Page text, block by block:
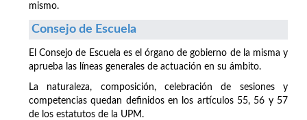
mismo.
Consejo de Escuela
El Consejo de Escuela es el órgano de gobierno de la misma y
aprueba las líneas generales de actuación en su ámbito.
La naturaleza, composición, celebración de sesiones y
competencias quedan definidos en los artículos 55, 56 y 57
de los estatutos de la UPM.